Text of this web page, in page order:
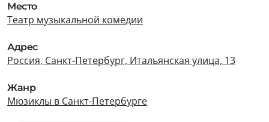
Место
Театр музыкальной комедии
Адрес
Россия, Санкт-Петербург, Итальянская улица, 13
Жанр
Мюзиклы в Санкт-Петербурге